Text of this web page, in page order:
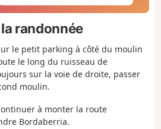
randonnée
le petit parking à côté du moulin
le long du ruisseau de
sur la voie de droite, passer
moulin.
à monter la route
Bordaberria.